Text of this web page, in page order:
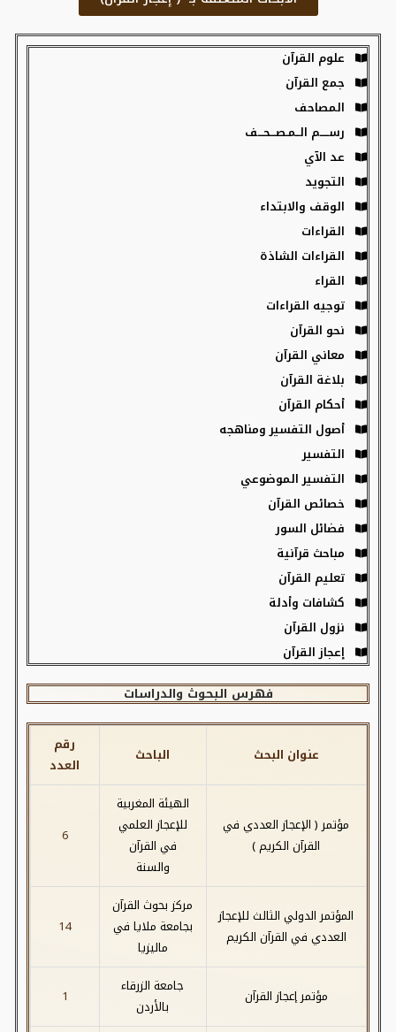
علوم القرآن
جمع القرآن
المصاحف
رســـــم الــمـصـــحـــف
عد الآي
التجويد
الوقف والابتداء
القراءات
القراءات الشاذة
القراء
توجيه القراءات
نحو القرآن
معاني القرآن
بلاغة القرآن
أحكام القرآن
أصول التفسير ومناهجه
التفسير
التفسير الموضوعي
خصائص القرآن
فضائل السور
مباحث قرآنية
تعليم القرآن
كشافات وأدلة
نزول القرآن
إعجاز القرآن
فهرس البحوث والدراسات
عنوان البحث الباحث
رقم
العدد
مؤتمر ( الإعجاز العددي في
القرآن الكريم )
الهيئة المغربية
للإعجاز العلمي
في القرآن
والسنة
6
المؤتمر الدولي الثالث للإعجاز
العددي في القرآن الكريم
مركز بحوث القرآن
بجامعة ملايا في
ماليزيا
14
مؤتمر إعجاز القرآن
جامعة الزرقاء
بالأردن
1